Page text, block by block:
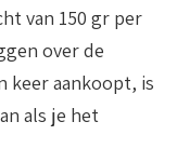
van 150 gr per
over de
keer aankoopt, is
als je het